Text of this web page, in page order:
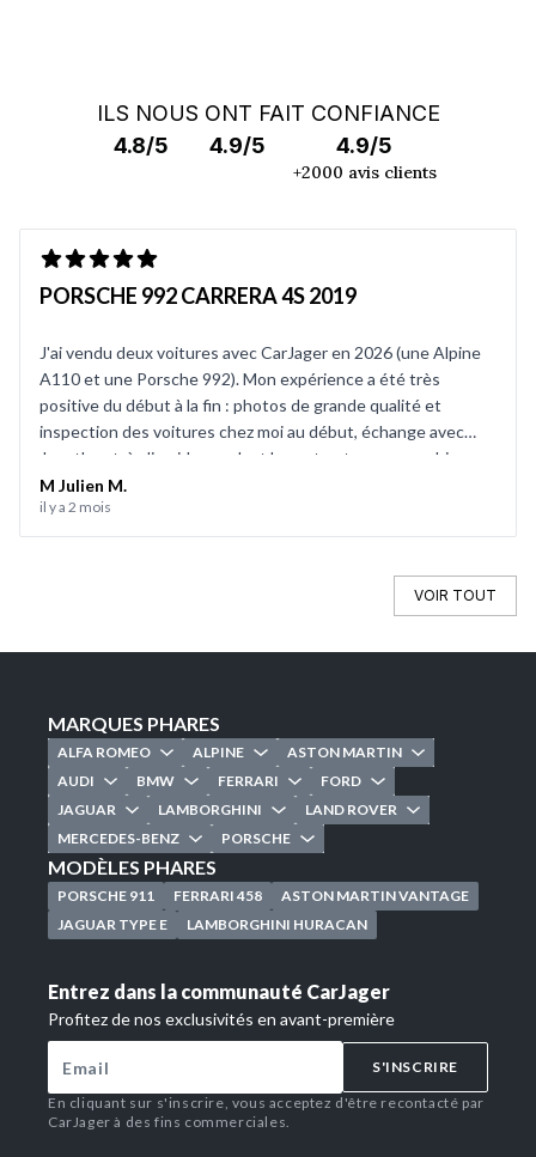
ILS NOUS ONT FAIT CONFIANCE
4.8/5
4.9/5 4.9/5
+2000 avis clients
PORSCHE 992 CARRERA 4S 2019
J'ai vendu deux voitures avec CarJager en 2026 (une Alpine
A110 et une Porsche 992). Mon expérience a été très
positive du début à la fin : photos de grande qualité et
inspection des voitures chez moi au début, échange avec
Jonathan très limpide pendant la vente et processus bien
rodé le jour de la vente. Tout s'est bien passé et je repasserai
par CarJager avec plaisir.
M Julien M.
il y a 2 mois
VOIR TOUT
MARQUES PHARES
ALFA ROMEO ALPINE
ASTON MARTIN
AUDI
BMW FERRARI
FORD
JAGUAR
LAMBORGHINI
LAND ROVER
MERCEDES-BENZ
PORSCHE
MODÈLES PHARES
PORSCHE 911 FERRARI 458
ASTON MARTIN VANTAGE
JAGUAR TYPE E
LAMBORGHINI HURACAN
Entrez dans la communauté CarJager
Profitez de nos exclusivités en avant-première
S'INSCRIRE
En cliquant sur s'inscrire, vous acceptez d'être recontacté par
CarJager à des fins commerciales.